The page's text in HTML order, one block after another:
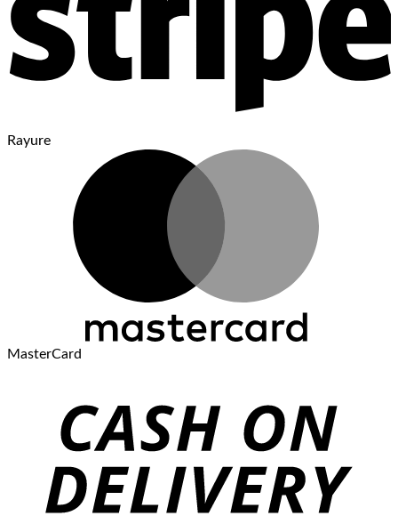
Rayure
MasterCard